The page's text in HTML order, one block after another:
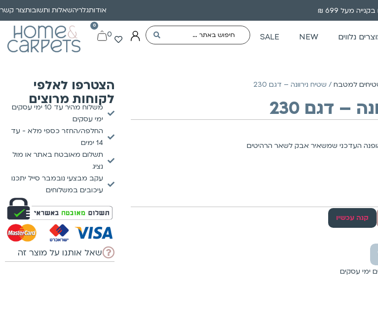
מעל 699 ₪ אודותגלריהשאלות ותשובותצור קשר
נלווים NEW
SALE
0
0
למטבח/ שטיח נירוונה – דגם 230
– דגם 230
העדכני שמשאיר אבק לשאר הרהיטים
קנה עכשיו
הצטרפו לאלפי
לקוחות מרוציםמשלוח מהיר עד 10 ימי עסקים
ימי עסקים
החלפה/החזר כספי מלא - עד
14 ימים
תשלום מאובטח באתר או מול
נציג
עקב מבצעי נובמבר סייל יתכנו
עיכובים במשלוחים
שאל אותנו על מוצר זה